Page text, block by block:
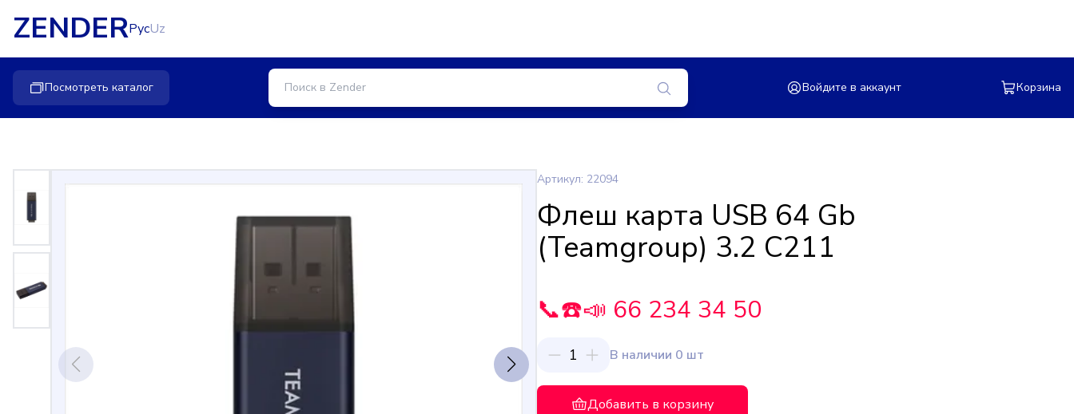
ZENDERРусUz
Посмотреть каталог Войдите в аккаунт Корзина
Артикул: 22094
Флеш карта USB 64 Gb
(Teamgroup) 3.2 C211
📞☎️📣 66 234 34 50
1 В наличии 0 шт
Добавить в корзину